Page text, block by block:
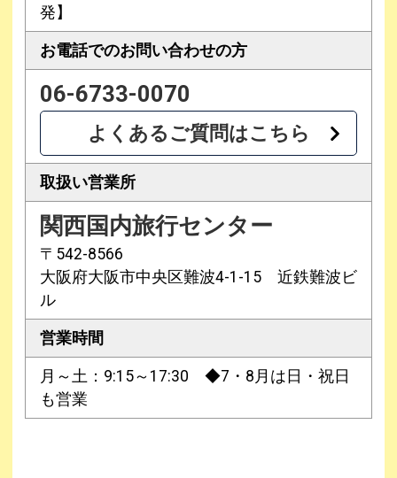
発】
お電話でのお問い合わせの方
06-6733-0070
よくあるご質問はこちら
取扱い営業所
関西国内旅行センター
〒542-8566
大阪府大阪市中央区難波4-1-15 近鉄難波ビ
ル
営業時間
月～土：9:15～17:30 ◆7・8月は日・祝日
も営業